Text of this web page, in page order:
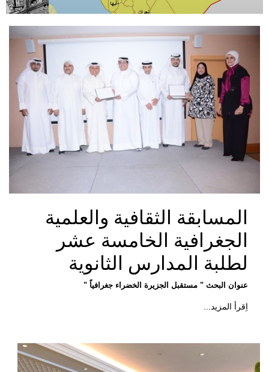
المسابقة الثقافية والعلمية
الجغرافية الخامسة عشر
لطلبة المدارس الثانوية
عنوان البحث " مستقبل الجزيرة الخضراء جغرافياً "
اِقرأ المزيد...